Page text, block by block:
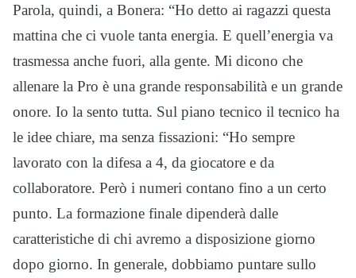
Parola, quindi, a Bonera: “Ho detto ai ragazzi questa
mattina che ci vuole tanta energia. E quell’energia va
trasmessa anche fuori, alla gente. Mi dicono che
allenare la Pro è una grande responsabilità e un grande
onore. Io la sento tutta. Sul piano tecnico il tecnico ha
le idee chiare, ma senza fissazioni: “Ho sempre
lavorato con la difesa a 4, da giocatore e da
collaboratore. Però i numeri contano fino a un certo
punto. La formazione finale dipenderà dalle
caratteristiche di chi avremo a disposizione giorno
dopo giorno. In generale, dobbiamo puntare sullo